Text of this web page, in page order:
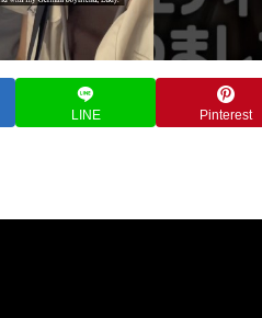
LINE Pinterest